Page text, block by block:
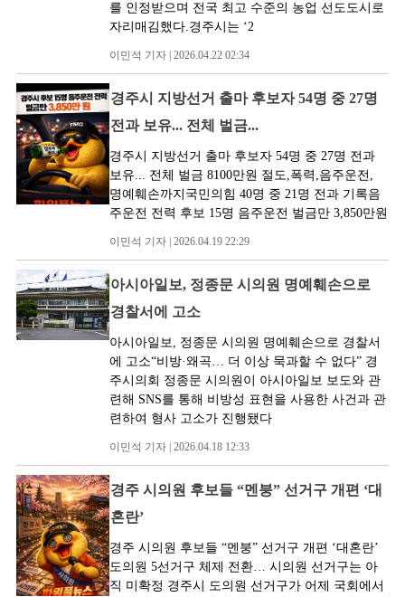
를 인정받으며 전국 최고 수준의 농업 선도도시로
자리매김했다.경주시는 ‘2
이민석 기자 | 2026.04.22 02:34
경주시 지방선거 출마 후보자 54명 중 27명
전과 보유... 전체 벌금...
경주시 지방선거 출마 후보자 54명 중 27명 전과
보유... 전체 벌금 8100만원 절도,폭력,음주운전,
명예훼손까지국민의힘 40명 중 21명 전과 기록음
주운전 전력 후보 15명 음주운전 벌금만 3,850만원
이민석 기자 | 2026.04.19 22:29
아시아일보, 정종문 시의원 명예훼손으로
경찰서에 고소
아시아일보, 정종문 시의원 명예훼손으로 경찰서
에 고소“비방·왜곡… 더 이상 묵과할 수 없다” 경
주시의회 정종문 시의원이 아시아일보 보도와 관
련해 SNS를 통해 비방성 표현을 사용한 사건과 관
련하여 형사 고소가 진행됐다
이민석 기자 | 2026.04.18 12:33
경주 시의원 후보들 “멘붕” 선거구 개편 ‘대
혼란’
경주 시의원 후보들 “멘붕” 선거구 개편 ‘대혼란’
도의원 5선거구 체제 전환… 시의원 선거구는 아
직 미확정 경주시 도의원 선거구가 어제 국회에서